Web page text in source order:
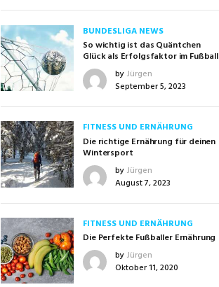
BUNDESLIGA NEWS
So wichtig ist das Quäntchen
Glück als Erfolgsfaktor im Fußball
by Jürgen
September 5, 2023
FITNESS UND ERNÄHRUNG
Die richtige Ernährung für deinen
Wintersport
by Jürgen
August 7, 2023
FITNESS UND ERNÄHRUNG
Die Perfekte Fußballer Ernährung
by Jürgen
Oktober 11, 2020